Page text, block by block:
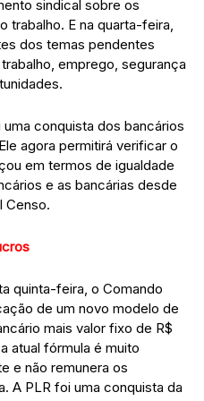
sindical sobre os
trabalho. E na quarta-feira,
dos temas pendentes
emprego, segurança
conquista dos bancários
agora permitirá verificar o
em termos de igualdade
e as bancárias desde
Censo.
quinta-feira, o Comando
de um novo modelo de
mais valor fixo de R$
atual fórmula é muito
e não remunera os
A PLR foi uma conquista da